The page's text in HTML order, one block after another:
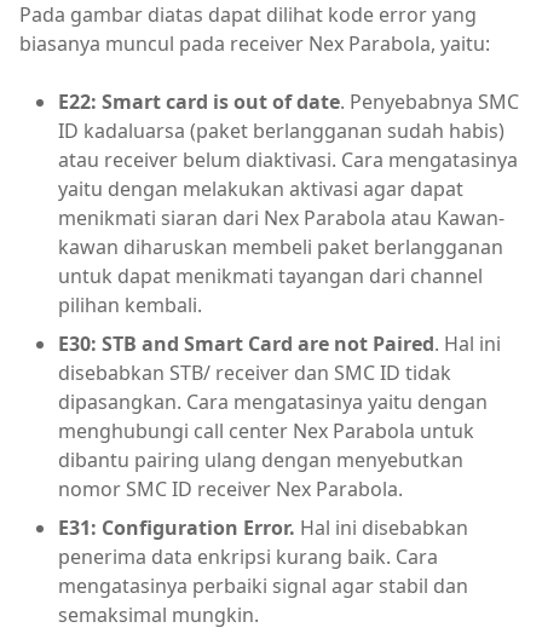
Pada gambar diatas dapat dilihat kode error yang
biasanya muncul pada receiver Nex Parabola, yaitu:
E22: Smart card is out of date. Penyebabnya SMC
ID kadaluarsa (paket berlangganan sudah habis)
atau receiver belum diaktivasi. Cara mengatasinya
yaitu dengan melakukan aktivasi agar dapat
menikmati siaran dari Nex Parabola atau Kawan-
kawan diharuskan membeli paket berlangganan
untuk dapat menikmati tayangan dari channel
pilihan kembali.
E30: STB and Smart Card are not Paired. Hal ini
disebabkan STB/ receiver dan SMC ID tidak
dipasangkan. Cara mengatasinya yaitu dengan
menghubungi call center Nex Parabola untuk
dibantu pairing ulang dengan menyebutkan
nomor SMC ID receiver Nex Parabola.
E31: Configuration Error. Hal ini disebabkan
penerima data enkripsi kurang baik. Cara
mengatasinya perbaiki signal agar stabil dan
semaksimal mungkin.